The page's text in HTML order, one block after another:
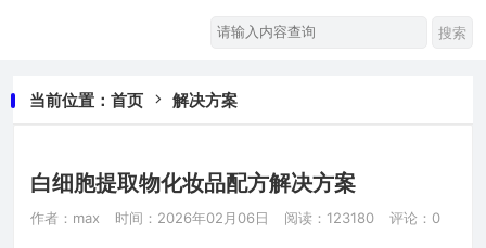
当前位置： 首页 解决方案
白细胞提取物化妆品配方解决方案
作者：max 时间：2026年02月06日 阅读：123180 评论：0